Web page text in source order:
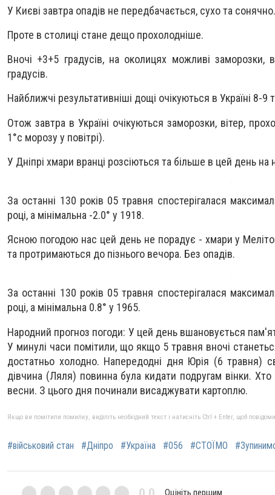
У Києві завтра опадів не передбачається, сухо та сонячно.
Проте в столиці стане дещо прохолодніше.
Вночі +3+5 градусів, на околицях можливі заморозки,
градусів.
Найближчі результативніші дощі очікуються в Україні 8-9
Отож завтра в Україні очікуються заморозки, вітер,
1°c морозу у повітрі).
У Дніпрі хмари вранці розсіються та більше в цей день на
За останні 130 років 05 травня спостерігалася
році, а мінімальна -2.0° у 1918.
Ясною погодою нас цей день не порадує - хмари у
та протримаються до пізнього вечора. Без опадів.
За останні 130 років 05 травня спостерігалася
році, а мінімальна 0.8° у 1965.
Народний прогноз погоди: У цей день вшановується
У минулі часи помітили, що якщо 5 травня вночі
достатньо холодно. Напередодні дня Юрія (6 травня)
дівчина (Ляля) повинна була кидати подругам вінки.
весни. З цього дня починали висаджувати картоплю.
Якщо ви помітили помилку, виділіть необхідний текст і натисніть Ctrl + Enter, щоб
#військовий стан #Дніпро #Україна #056 #СТОЇМО
Оцініть першим